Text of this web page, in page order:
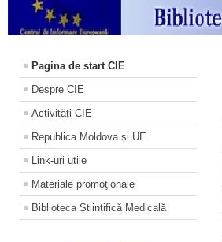
Pagina de start CIE
Despre CIE
Activități CIE
Republica Moldova și UE
Link-uri utile
Materiale promoţionale
Biblioteca Științifică Medicală